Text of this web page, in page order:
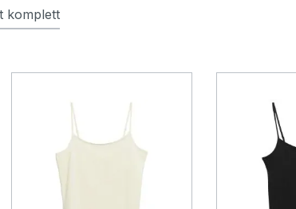
komplett